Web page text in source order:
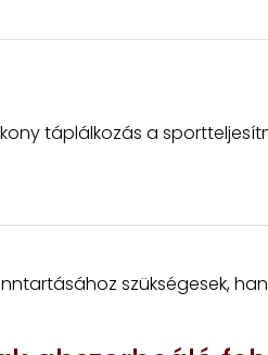
táplálkozás a
szükségesek,